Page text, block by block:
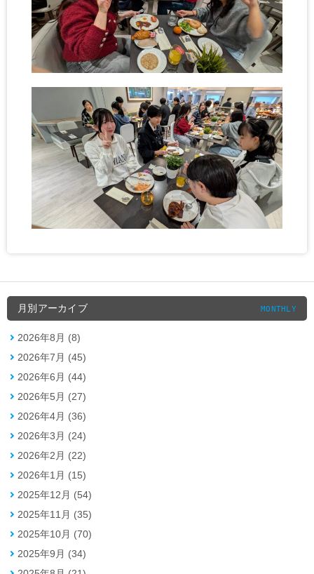
月別アーカイブ MONTHLY
2026年8月 (8)
2026年7月 (45)
2026年6月 (44)
2026年5月 (27)
2026年4月 (36)
2026年3月 (24)
2026年2月 (22)
2026年1月 (15)
2025年12月 (54)
2025年11月 (35)
2025年10月 (70)
2025年9月 (34)